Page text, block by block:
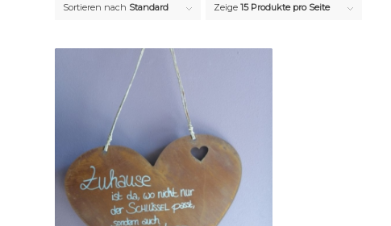
Sortieren nach Standard Zeige 15 Produkte pro Seite